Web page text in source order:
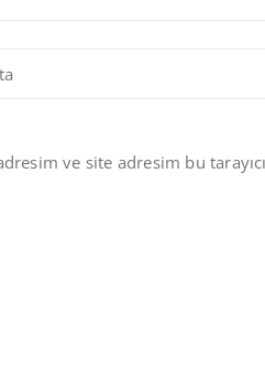
ve site adresim bu